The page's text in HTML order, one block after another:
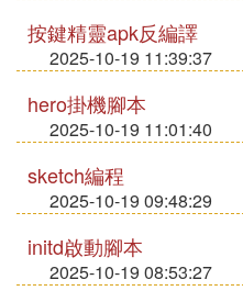
按鍵精靈apk反編譯
2025-10-19 11:39:37
hero掛機腳本
2025-10-19 11:01:40
sketch編程
2025-10-19 09:48:29
initd啟動腳本
2025-10-19 08:53:27